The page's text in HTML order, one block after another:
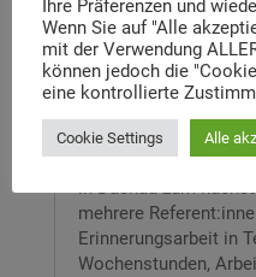
Neue
Die Stiftung Max
sucht für das Max
in Dachau zum
mehrere
Erinnerungsarbeit in
Wochenstunden,
Ihre Präferenzen und
Wenn Sie auf "Alle
mit der Verwendung
können jedoch die
eine kontrollierte
Cookie Settings Alle